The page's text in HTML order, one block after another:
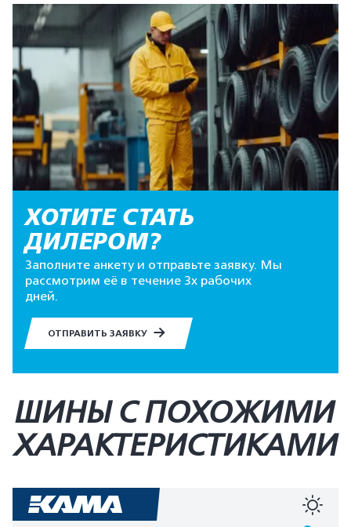
ХОТИТЕ СТАТЬ
ДИЛЕРОМ?
Заполните анкету и отправьте заявку. Мы
рассмотрим её в течение 3х рабочих
дней.
ОТПРАВИТЬ ЗАЯВКУ
ШИНЫ С ПОХОЖИМИ
ХАРАКТЕРИСТИКАМИ